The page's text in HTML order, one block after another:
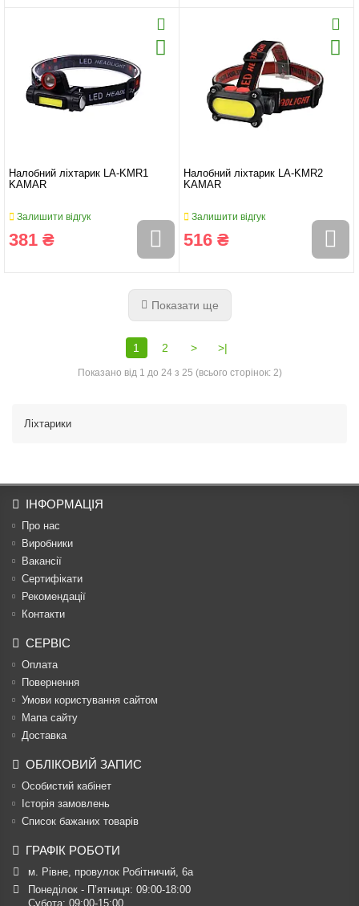
Налобний ліхтарик LA-KMR1
KAMAR
Залишити відгук
381 ₴
Налобний ліхтарик LA-KMR2
KAMAR
Залишити відгук
516 ₴
Показати ще
1 2 > >|
Показано від 1 до 24 з 25 (всього сторінок: 2)
Ліхтарики
ІНФОРМАЦІЯ
Про нас
Виробники
Вакансії
Сертифікати
Рекомендації
Контакти
СЕРВІС
Оплата
Повернення
Умови користування сайтом
Мапа сайту
Доставка
ОБЛІКОВИЙ ЗАПИС
Особистий кабінет
Історія замовлень
Список бажаних товарів
ГРАФІК РОБОТИ
м. Рівне, провулок Робітничий, 6а
Понеділок - П’ятниця: 09:00-18:00
Субота: 09:00-15:00